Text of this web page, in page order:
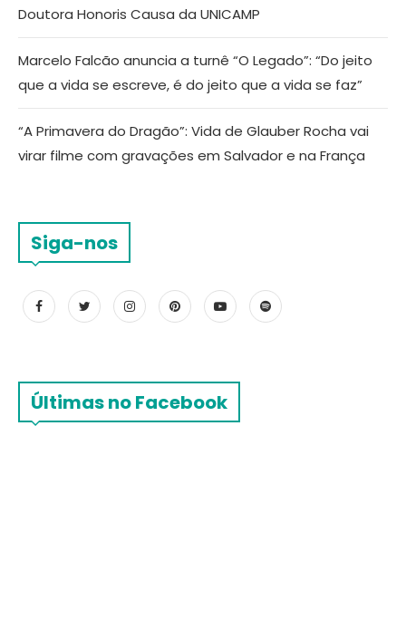
Doutora Honoris Causa da UNICAMP
Marcelo Falcão anuncia a turnê “O Legado”: “Do jeito
que a vida se escreve, é do jeito que a vida se faz”
“A Primavera do Dragão”: Vida de Glauber Rocha vai
virar filme com gravações em Salvador e na França
Siga-nos
Últimas no Facebook